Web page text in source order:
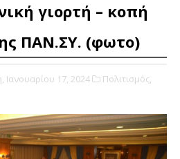
γιορτή – κοπή
ΠΑΝ.ΣΥ. (φωτο)
Ιανουαρίου 17, 2024 Πολιτισμός,